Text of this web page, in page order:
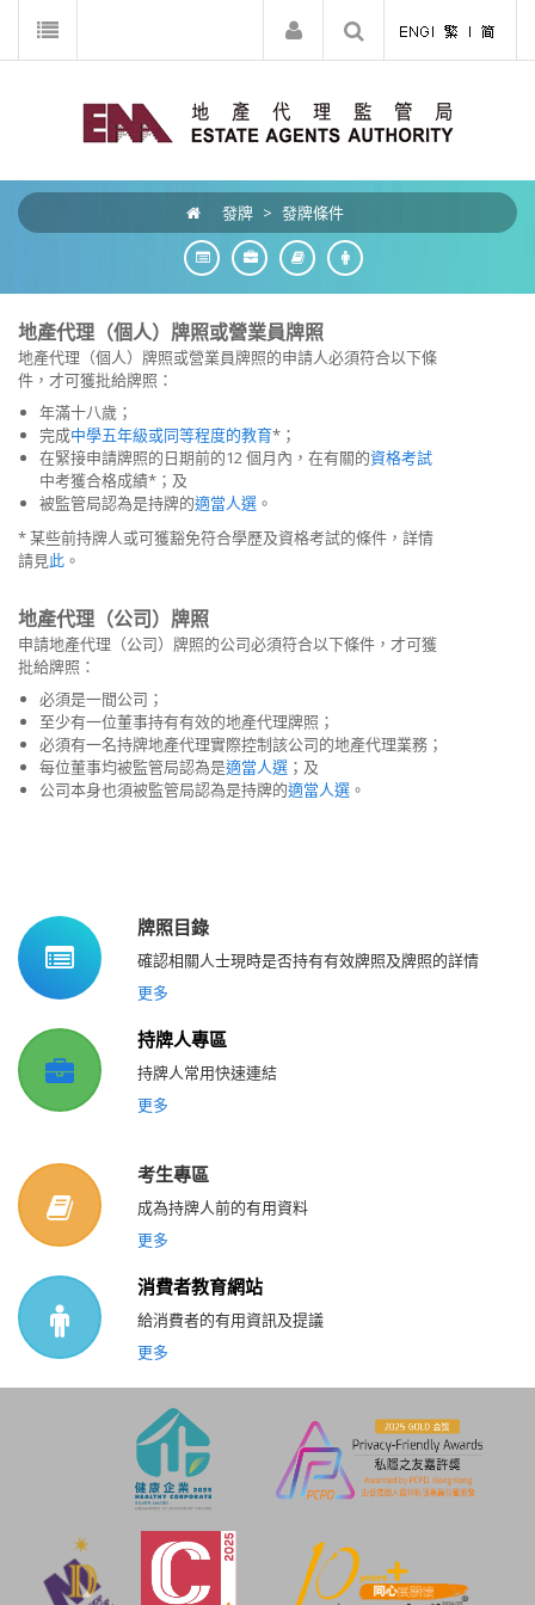
發牌 > 發牌條件
地產代理（個人）牌照或營業員牌照
地產代理（個人）牌照或營業員牌照的申請人必須符合以下條
件，才可獲批給牌照：
年滿十八歲；
完成中學五年級或同等程度的教育*；
在緊接申請牌照的日期前的12 個月內，在有關的資格考試
中考獲合格成績*；及
被監管局認為是持牌的適當人選 。
* 某些前持牌人或可獲豁免符合學歷及資格考試的條件，詳情
請見此 。
地產代理（公司）牌照
申請地產代理（公司）牌照的公司必須符合以下條件，才可獲
批給牌照：
必須是一間公司；
至少有一位董事持有有效的地產代理牌照；
必須有一名持牌地產代理實際控制該公司的地產代理業務；
每位董事均被監管局認為是適當人選 ；及
公司本身也須被監管局認為是持牌的適當人選 。
牌照目錄
確認相關人士現時是否持有有效牌照及牌照的詳情
更多
持牌人專區
持牌人常用快速連結
更多
考生專區
成為持牌人前的有用資料
更多
消費者教育網站
給消費者的有用資訊及提議
更多